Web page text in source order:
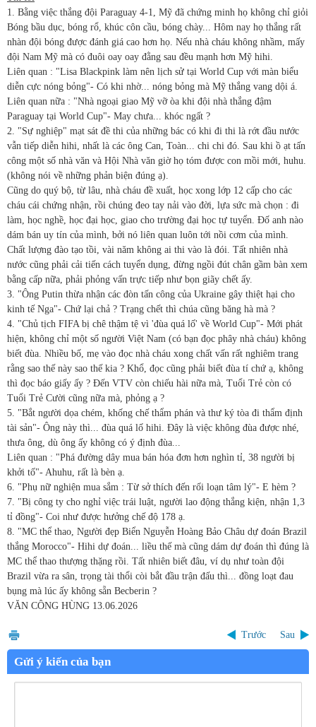
1. Bằng việc thắng đội Paraguay 4-1, Mỹ đã chứng minh họ không chỉ giỏi
Bóng bầu dục, bóng rổ, khúc côn cầu, bóng chày... Hôm nay họ thắng rất
nhàn đội bóng được đánh giá cao hơn họ. Nếu nhà cháu không nhầm, mấy
đội Nam Mỹ mà có đuôi oay oay đằng sau đều mạnh hơn Mỹ hihi.
Liên quan : "Lisa Blackpink làm nên lịch sử tại World Cup với màn biểu
diễn cực nóng bỏng"- Có khi nhờ... nóng bỏng mà Mỹ thắng vang dội á.
Liên quan nữa : "Nhà ngoại giao Mỹ vỡ òa khi đội nhà thắng đậm
Paraguay tại World Cup"- May chưa... khóc ngất ?
2. "Sự nghiệp" mạt sát đề thi của những bác có khi đi thi là rớt đầu nước
vẫn tiếp diễn hihi, nhất là các ông Can, Toàn... chi chi đó. Sau khi ồ ạt tấn
công một số nhà văn và Hội Nhà văn giờ họ tóm được con mồi mới, huhu.
(không nói về những phản biện đúng ạ).
Cũng do quý bộ, từ lâu, nhà cháu đề xuất, học xong lớp 12 cấp cho các
cháu cái chứng nhận, rồi chúng đeo tay nải vào đời, lựa sức mà chọn : đi
làm, học nghề, học đại học, giao cho trường đại học tự tuyển. Đố anh nào
dám bán uy tín của mình, bởi nó liên quan luôn tới nồi cơm của mình.
Chất lượng đào tạo tồi, vài năm không ai thi vào là đói. Tất nhiên nhà
nước cũng phải cải tiến cách tuyển dụng, đừng ngồi đút chân gầm bàn xem
bằng cấp nữa, phải phỏng vấn trực tiếp như bọn giãy chết ấy.
3. "Ông Putin thừa nhận các đòn tấn công của Ukraine gây thiệt hại cho
kinh tế Nga"- Chứ lại chả ? Trạng chết thì chúa cũng băng hà mà ?
4. "Chủ tịch FIFA bị chê thậm tệ vì 'đùa quá lố' về World Cup"- Mới phát
hiện, không chỉ một số người Việt Nam (có bạn đọc phây nhà cháu) không
biết đùa. Nhiều bố, mẹ vào đọc nhà cháu xong chất vấn rất nghiêm trang
rằng sao thế này sao thế kia ? Khổ, đọc cũng phải biết đùa tí chứ ạ, không
thì đọc báo giấy ấy ? Đến VTV còn chiếu hài nữa mà, Tuổi Trẻ còn có
Tuổi Trẻ Cười cũng nữa mà, phỏng ạ ?
5. "Bắt người dọa chém, khống chế thẩm phán và thư ký tòa đi thẩm định
tài sản"- Ông này thì... đùa quá lố hihi. Đây là việc không đùa được nhé,
thưa ông, dù ông ấy không có ý định đùa...
Liên quan : "Phá đường dây mua bán hóa đơn hơn nghìn tỉ, 38 người bị
khởi tố"- Ahuhu, rất là bèn ạ.
6. "Phụ nữ nghiện mua sắm : Từ sở thích đến rối loạn tâm lý"- E hèm ?
7. "Bị công ty cho nghỉ việc trái luật, người lao động thắng kiện, nhận 1,3
tỉ đồng"- Coi như được hưởng chế độ 178 ạ.
8. "MC thể thao, Người đẹp Biển Nguyễn Hoàng Bảo Châu dự đoán Brazil
thắng Morocco"- Hihi dự đoán... liều thế mà cũng dám dự đoán thì đúng là
MC thể thao thượng thặng rồi. Tất nhiên biết đâu, ví dụ như toàn đội
Brazil vừa ra sân, trọng tài thổi còi bắt đầu trận đấu thì... đồng loạt đau
bụng mà lúc ấy không sẵn Becberin ?
VĂN CÔNG HÙNG 13.06.2026
Trước Sau
Gửi ý kiến của bạn